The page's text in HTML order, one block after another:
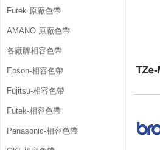
Futek 原廠色帶
AMANO 原廠色帶
各廠牌相容色帶
Epson-相容色帶
Fujitsu-相容色帶
Futek-相容色帶
Panasonic-相容色帶